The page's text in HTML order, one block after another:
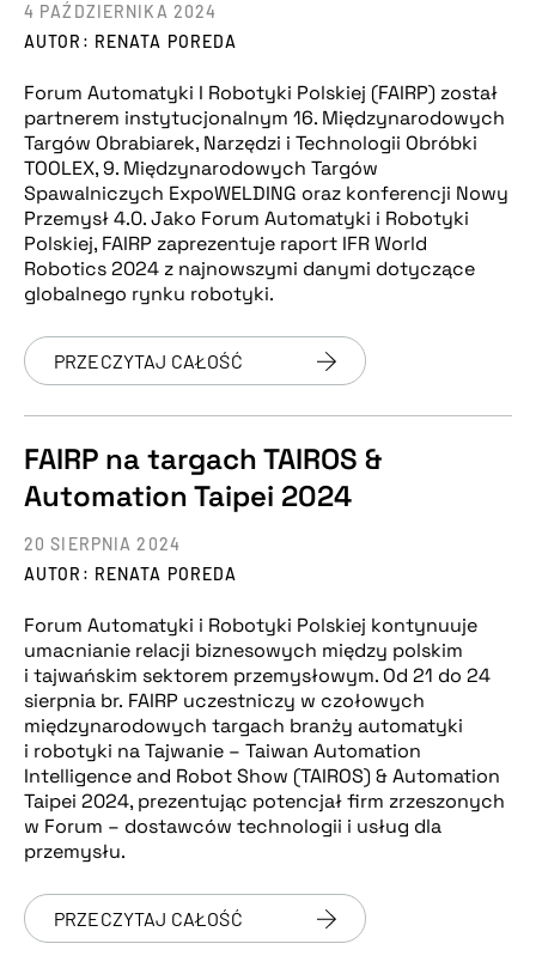
AUTOR: RENATA POREDA
4 PAŹDZIERNIKA 2024
Forum Automatyki I Robotyki Polskiej (FAIRP) został
partnerem instytucjonalnym 16. Międzynarodowych
Targów Obrabiarek, Narzędzi i Technologii Obróbki
TOOLEX, 9. Międzynarodowych Targów
Spawalniczych ExpoWELDING oraz konferencji Nowy
Przemysł 4.0. Jako Forum Automatyki i Robotyki
Polskiej, FAIRP zaprezentuje raport IFR World
Robotics 2024 z najnowszymi danymi dotyczące
globalnego rynku robotyki.
PRZECZYTAJ CAŁOŚĆ
FAIRP na targach TAIROS &
Automation Taipei 2024
AUTOR: RENATA POREDA
20 SIERPNIA 2024
Forum Automatyki i Robotyki Polskiej kontynuuje
umacnianie relacji biznesowych między polskim
i tajwańskim sektorem przemysłowym. Od 21 do 24
sierpnia br. FAIRP uczestniczy w czołowych
międzynarodowych targach branży automatyki
i robotyki na Tajwanie – Taiwan Automation
Intelligence and Robot Show (TAIROS) & Automation
Taipei 2024, prezentując potencjał firm zrzeszonych
w Forum – dostawców technologii i usług dla
przemysłu.
PRZECZYTAJ CAŁOŚĆ